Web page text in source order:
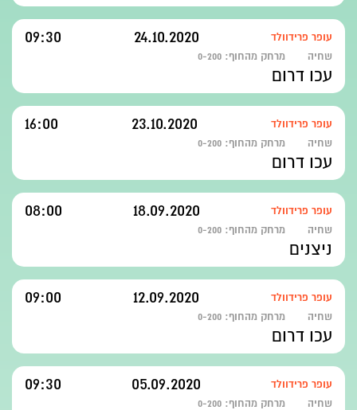
עופר פרידוולד 24.10.2020
09:30
שחיה מרחק מהחוף: 0-200
עכו דרום
עופר פרידוולד 23.10.2020
16:00
שחיה מרחק מהחוף: 0-200
עכו דרום
עופר פרידוולד 18.09.2020
08:00
שחיה מרחק מהחוף: 0-200
ניצנים
עופר פרידוולד 12.09.2020
09:00
שחיה מרחק מהחוף: 0-200
עכו דרום
עופר פרידוולד 05.09.2020
09:30
שחיה מרחק מהחוף: 0-200